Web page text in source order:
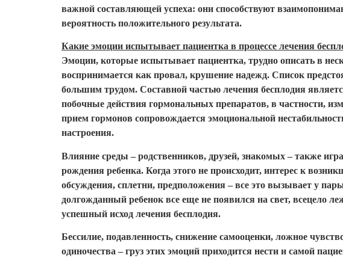
важной составляющей успеха: они способствуют
вероятность положительного результата.
Какие эмоции испытывает пациентка в процессе лечения
Эмоции, которые испытывает пациентка, трудно описать в
воспринимается как провал, крушение надежд. Список
большим трудом. Составной частью лечения бесплодия
побочные действия гормональных препаратов, в частности,
прием гормонов сопровождается эмоциональной
настроения.
Влияние среды – родственников, друзей, знакомых – также
рождения ребенка. Когда этого не происходит, интерес к
обсуждения, сплетни, предположения – все это вызывает у
долгожданный ребенок все еще не появился на свет, всецело
успешный исход лечения бесплодия.
Бессилие, подавленность, снижение самооценки, ложное
одиночества – груз этих эмоций приходится нести и самой